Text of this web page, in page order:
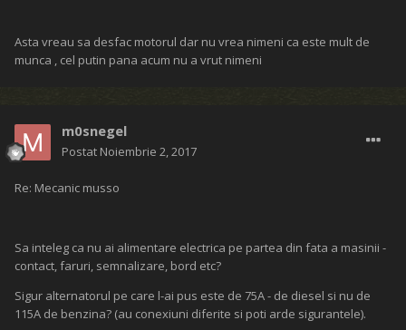
Asta vreau sa desfac motorul dar nu vrea nimeni ca este mult de
munca , cel putin pana acum nu a vrut nimeni
m0snegel
Postat Noiembrie 2, 2017
Re: Mecanic musso
Sa inteleg ca nu ai alimentare electrica pe partea din fata a masinii -
contact, faruri, semnalizare, bord etc?
Sigur alternatorul pe care l-ai pus este de 75A - de diesel si nu de
115A de benzina? (au conexiuni diferite si poti arde sigurantele).